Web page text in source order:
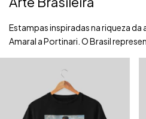
Estampas inspiradas na riqueza da
Amaral a Portinari. O Brasil